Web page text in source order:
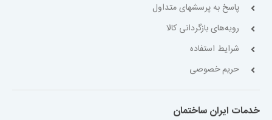
پاسخ به پرسشهای متداول
رویه‌های بازگردانی کالا
شرایط استفاده
حریم خصوصی
خدمات ایران ساختمان